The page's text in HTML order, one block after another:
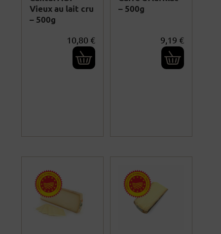
Vieux au lait cru
– 500g
10,80 €
– 500g
9,19 €